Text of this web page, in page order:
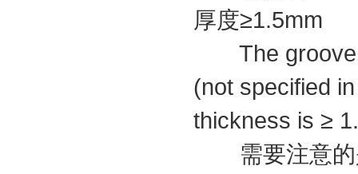
厚度≥1.5mm
The groove
(not specified
thickness is ≥
需要注意的